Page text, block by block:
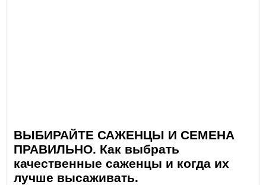
ВЫБИРАЙТЕ САЖЕНЦЫ И СЕМЕНА
ПРАВИЛЬНО. Как выбрать
качественные саженцы и когда их
лучше высаживать.